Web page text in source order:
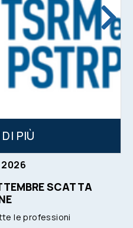
PIÙ
2026
SCATTA
le professioni